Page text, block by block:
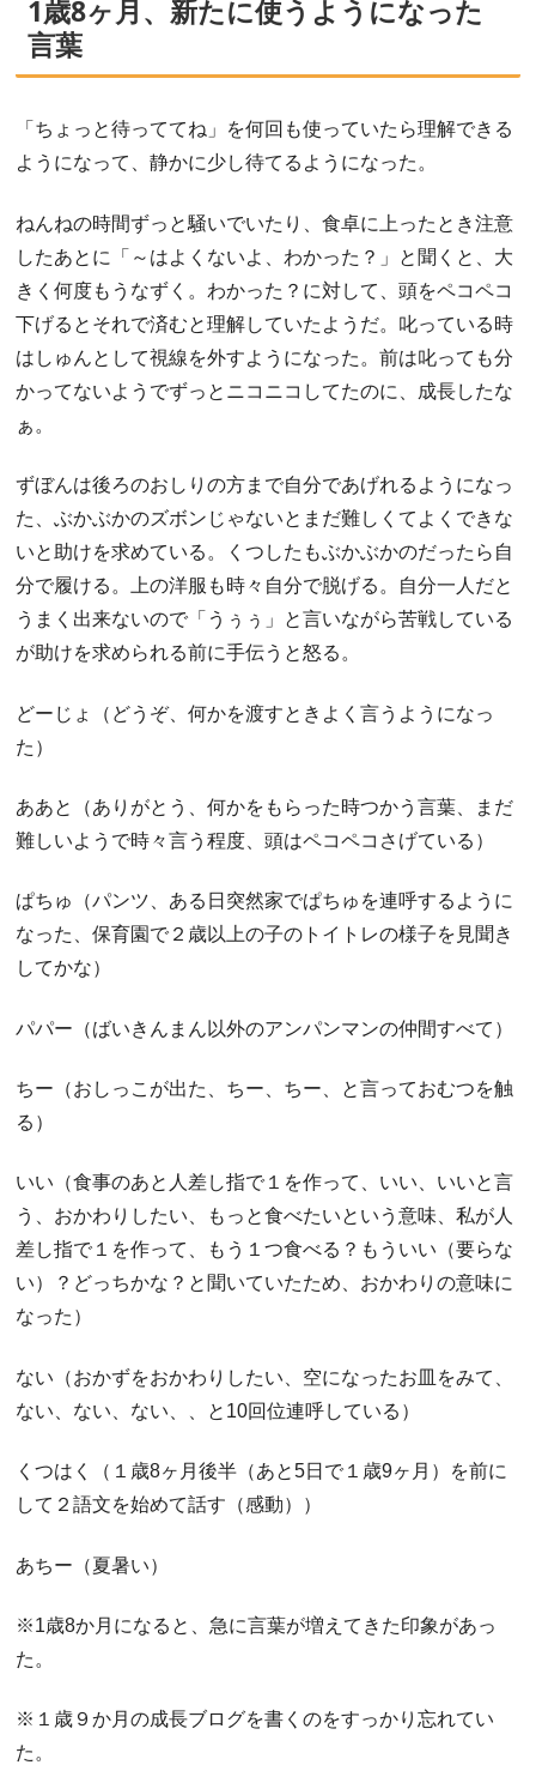
1歳8ヶ月、新たに使うようになった
言葉
「ちょっと待っててね」を何回も使っていたら理解できる
ようになって、静かに少し待てるようになった。
ねんねの時間ずっと騒いでいたり、食卓に上ったとき注意
したあとに「～はよくないよ、わかった？」と聞くと、大
きく何度もうなずく。わかった？に対して、頭をペコペコ
下げるとそれで済むと理解していたようだ。叱っている時
はしゅんとして視線を外すようになった。前は叱っても分
かってないようでずっとニコニコしてたのに、成長したな
ぁ。
ずぼんは後ろのおしりの方まで自分であげれるようになっ
た、ぶかぶかのズボンじゃないとまだ難しくてよくできな
いと助けを求めている。くつしたもぶかぶかのだったら自
分で履ける。上の洋服も時々自分で脱げる。自分一人だと
うまく出来ないので「うぅぅ」と言いながら苦戦している
が助けを求められる前に手伝うと怒る。
どーじょ（どうぞ、何かを渡すときよく言うようになっ
た）
ああと（ありがとう、何かをもらった時つかう言葉、まだ
難しいようで時々言う程度、頭はペコペコさげている）
ぱちゅ（パンツ、ある日突然家でぱちゅを連呼するように
なった、保育園で２歳以上の子のトイトレの様子を見聞き
してかな）
パパー（ばいきんまん以外のアンパンマンの仲間すべて）
ちー（おしっこが出た、ちー、ちー、と言っておむつを触
る）
いい（食事のあと人差し指で１を作って、いい、いいと言
う、おかわりしたい、もっと食べたいという意味、私が人
差し指で１を作って、もう１つ食べる？もういい（要らな
い）？どっちかな？と聞いていたため、おかわりの意味に
なった）
ない（おかずをおかわりしたい、空になったお皿をみて、
ない、ない、ない、、と10回位連呼している）
くつはく（１歳8ヶ月後半（あと5日で１歳9ヶ月）を前に
して２語文を始めて話す（感動））
あちー（夏暑い）
※1歳8か月になると、急に言葉が増えてきた印象があっ
た。
※１歳９か月の成長ブログを書くのをすっかり忘れてい
た。